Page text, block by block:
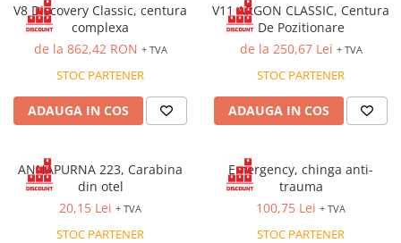
Tricouri si bluze reflectorizante (HI-
reflectorizante (HI-VIS)
Accesorii reflectorizante (HI-VIS)
Îmbrăcăminte ANTICHIMICĂ |
Costume | Combinezoane
Antichimice | Multirisc
Halate | Sorturi Antichimice |
Multirisc
V8 Discovery Classic, centura
complexa
de la 862,42 RON + TVA
STOC PARTENER
ADAUGA IN COS
V11 ARGON CLASSIC, Centura
De Pozitionare
de la 250,67 Lei + TVA
STOC PARTENER
ADAUGA IN COS
ANNAPURNA 223, Carabina
din otel
20,15 Lei + TVA
STOC PARTENER
Emergency, chinga anti-
trauma
100,75 Lei + TVA
STOC PARTENER